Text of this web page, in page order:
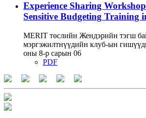
Experience Sharing
Sensitive Budgeting Training
MERIT төслийн Жендэрийн тэгш
мэргэжилтнүүдийн клуб-ын
оны 8-р сарын 06
PDF